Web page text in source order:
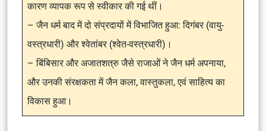
कारण व्यापक रूप से स्वीकार की गई थीं।
– जैन धर्म बाद में दो संप्रदायों में विभाजित हुआ: दिगंबर (वायु-
वस्त्रधारी) और श्वेतांबर (श्वेत-वस्त्रधारी)।
– बिंबिसार और अजातशत्रु जैसे राजाओं ने जैन धर्म अपनाया,
और उनकी संरक्षकता में जैन कला, वास्तुकला, एवं साहित्य का
विकास हुआ।